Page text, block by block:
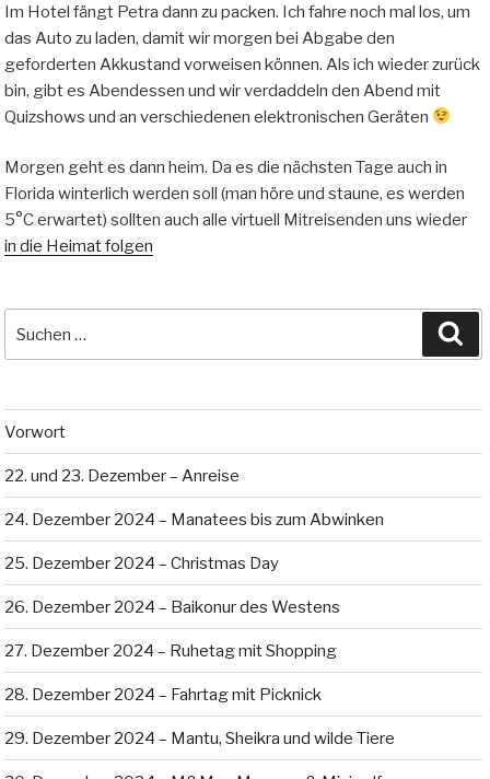
Im Hotel fängt Petra dann zu packen. Ich fahre noch mal los, um
das Auto zu laden, damit wir morgen bei Abgabe den
geforderten Akkustand vorweisen können. Als ich wieder zurück
bin, gibt es Abendessen und wir verdaddeln den Abend mit
Quizshows und an verschiedenen elektronischen Geräten
Morgen geht es dann heim. Da es die nächsten Tage auch in
Florida winterlich werden soll (man höre und staune, es werden
5°C erwartet) sollten auch alle virtuell Mitreisenden uns wieder
in die Heimat folgen
Vorwort
22. und 23. Dezember – Anreise
24. Dezember 2024 – Manatees bis zum Abwinken
25. Dezember 2024 – Christmas Day
26. Dezember 2024 – Baikonur des Westens
27. Dezember 2024 – Ruhetag mit Shopping
28. Dezember 2024 – Fahrtag mit Picknick
29. Dezember 2024 – Mantu, Sheikra und wilde Tiere